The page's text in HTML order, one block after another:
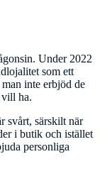
Under 2022
som ett
inte erbjöd de
vill ha.
svårt, särskilt när
i butik och istället
personliga